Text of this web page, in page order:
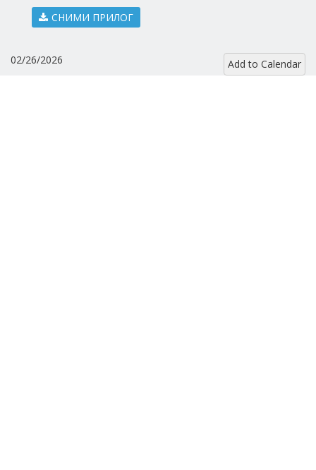
СНИМИ ПРИЛОГ
02/26/2026 Add to Calendar